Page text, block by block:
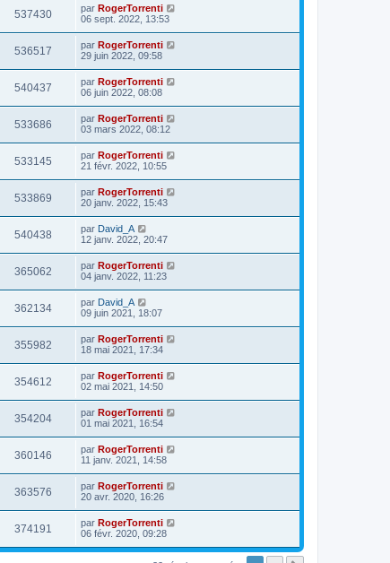
537430 par RogerTorrenti
06 sept. 2022, 13:53
536517 par RogerTorrenti
29 juin 2022, 09:58
540437 par RogerTorrenti
06 juin 2022, 08:08
533686 par RogerTorrenti
03 mars 2022, 08:12
533145 par RogerTorrenti
21 févr. 2022, 10:55
533869 par RogerTorrenti
20 janv. 2022, 15:43
540438 par David_A
12 janv. 2022, 20:47
365062 par RogerTorrenti
04 janv. 2022, 11:23
362134 par David_A
09 juin 2021, 18:07
355982 par RogerTorrenti
18 mai 2021, 17:34
354612 par RogerTorrenti
02 mai 2021, 14:50
354204 par RogerTorrenti
01 mai 2021, 16:54
360146 par RogerTorrenti
11 janv. 2021, 14:58
363576 par RogerTorrenti
20 avr. 2020, 16:26
374191 par RogerTorrenti
06 févr. 2020, 09:28